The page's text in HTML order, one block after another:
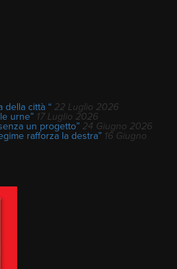
della città “ 22 Luglio 2026
urne” 17 Luglio 2026
un progetto” 24 Giugno 2026
rafforza la destra” 16 Giugno